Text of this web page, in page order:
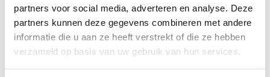
partners voor social media, adverteren en analyse. Deze
partners kunnen deze gegevens combineren met andere
informatie die u aan ze heeft verstrekt of die ze hebben
verzameld op basis van uw gebruik van hun services.
Voorkeur locatie voor afspraak